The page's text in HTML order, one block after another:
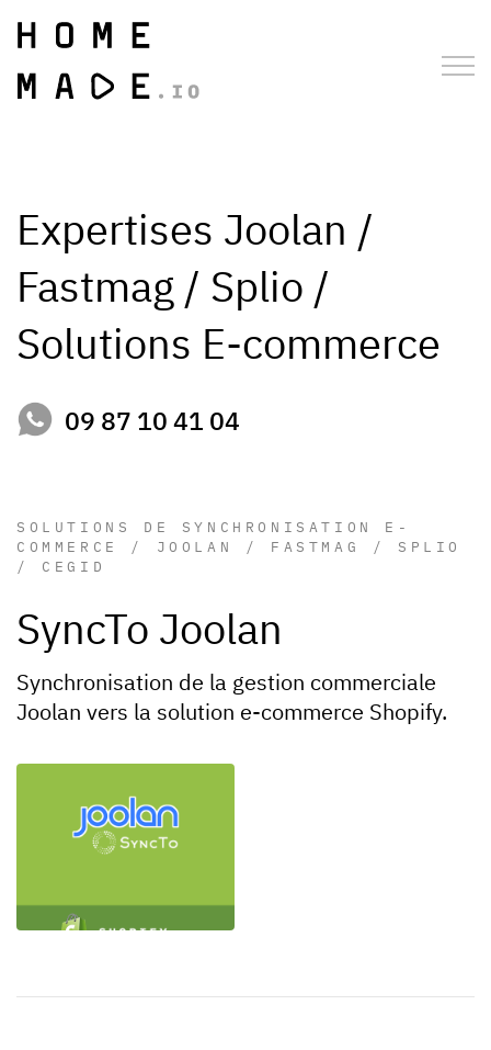
Expertises Joolan /
Fastmag / Splio /
Solutions E-commerce
09 87 10 41 04
SOLUTIONS DE SYNCHRONISATION E-
COMMERCE / JOOLAN / FASTMAG / SPLIO
/ CEGID
SyncTo Joolan
Synchronisation de la gestion commerciale
Joolan vers la solution e-commerce Shopify.